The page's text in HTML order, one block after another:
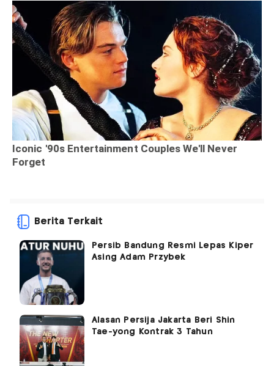
Berita Terkait
Persib Bandung Resmi Lepas Kiper
Asing Adam Przybek
Alasan Persija Jakarta Beri Shin
Tae-yong Kontrak 3 Tahun